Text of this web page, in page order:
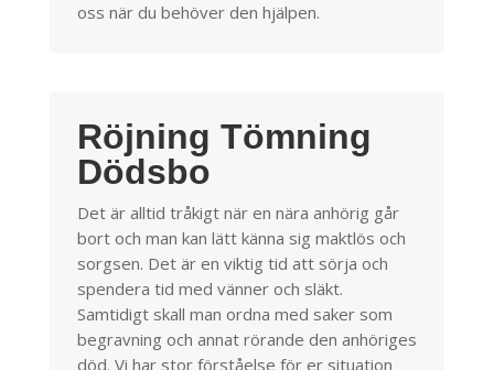
oss när du behöver den hjälpen.
Röjning Tömning
Dödsbo
Det är alltid tråkigt när en nära anhörig går
bort och man kan lätt känna sig maktlös och
sorgsen. Det är en viktig tid att sörja och
spendera tid med vänner och släkt.
Samtidigt skall man ordna med saker som
begravning och annat rörande den anhöriges
död. Vi har stor förståelse för er situation